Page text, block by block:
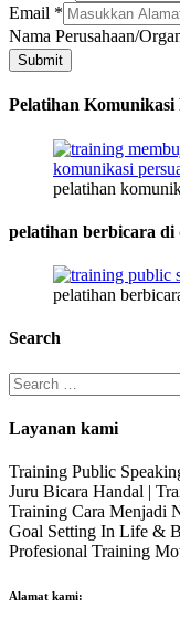
Email *
Nama Perusahaan/
Submit
Pelatihan Komunikasi
pelatihan
pelatihan berbicara di
pelatihan
Search
Search
for:
Layanan kami
Training Public
Juru Bicara Handal |
Training Cara Menjadi
Goal Setting In Life &
Profesional Training
Alamat kami: